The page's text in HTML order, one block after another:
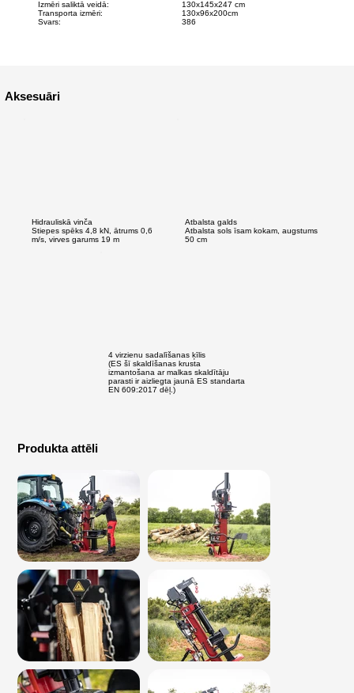
Izmēri saliktā veidā:
Transporta izmēri:
Svars:
130x145x247 cm
130x96x200cm
386
Aksesuāri
Hidrauliskā vinča
Stiepes spēks 4,8 kN, ātrums 0,6
m/s, virves garums 19 m
Atbalsta galds
Atbalsta sols īsam kokam, augstums
50 cm
4 virzienu sadalīšanas ķīlis
(ES šī skaldīšanas krusta
izmantošana ar malkas skaldītāju
parasti ir aizliegta jaunā ES standarta
EN 609:2017 dēļ.)
Produkta attēli